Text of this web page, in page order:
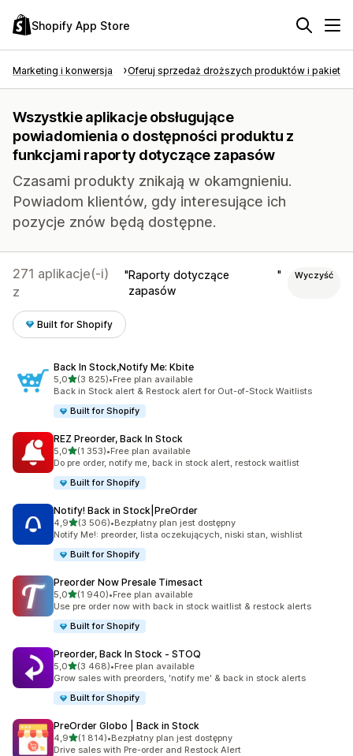
Shopify App Store
Marketing i konwersja Oferuj sprzedaż droższych produktów i
Wszystkie aplikacje obsługujące
powiadomienia o dostępności produktu z
funkcjami raporty dotyczące zapasów
Czasami produkty znikają w okamgnieniu.
Powiadom klientów, gdy interesujące ich
pozycje znów będą dostępne.
271 aplikacje(-i)
z
Raporty dotyczące
zapasów
Wyczyść
Built for Shopify
Back In Stock,Notify Me: Kbite
5,0na 5 gwiazdek
(3 825)
Łączna liczba recenzji: 3825
•Free plan available
Back in Stock alert & Restock alert for Out-of-Stock Waitlists
Built for Shopify
REZ Preorder, Back In Stock
5,0na 5 gwiazdek
(1 353)
Łączna liczba recenzji: 1353
•Free plan available
Do pre order, notify me, back in stock alert, restock waitlist
Built for Shopify
Notify! Back in Stock|PreOrder
4,9na 5 gwiazdek
(3 506)
Łączna liczba recenzji: 3506
•Bezpłatny plan jest dostępny
Notify Me!: preorder, lista oczekujących, niski stan, wishlist
Built for Shopify
Preorder Now Presale Timesact
5,0na 5 gwiazdek
(1 940)
Łączna liczba recenzji: 1940
•Free plan available
Use pre order now with back in stock waitlist & restock alerts
Built for Shopify
Preorder, Back In Stock ‑ STOQ
5,0na 5 gwiazdek
(3 468)
Łączna liczba recenzji: 3468
•Free plan available
Grow sales with preorders, 'notify me' & back in stock alerts
Built for Shopify
PreOrder Globo | Back in Stock
4,9na 5 gwiazdek
(1 814)
Łączna liczba recenzji: 1814
•Bezpłatny plan jest dostępny
Drive sales with Pre-order and Restock Alert